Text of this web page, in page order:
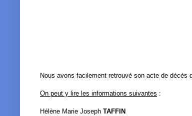
Nous avons facilement retrouvé son acte de
On peut y lire les informations suivantes :
Hélène Marie Joseph TAFFIN